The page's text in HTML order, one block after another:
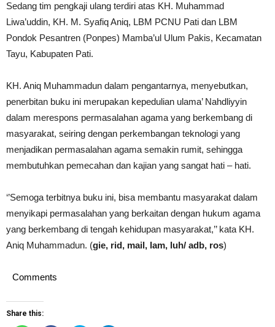
Sedang tim pengkaji ulang terdiri atas KH. Muhammad
Liwa’uddin, KH. M. Syafiq Aniq, LBM PCNU Pati dan LBM
Pondok Pesantren (Ponpes) Mamba’ul Ulum Pakis, Kecamatan
Tayu, Kabupaten Pati.
KH. Aniq Muhammadun dalam pengantarnya, menyebutkan,
penerbitan buku ini merupakan kepedulian ulama’ Nahdliyyin
dalam merespons permasalahan agama yang berkembang di
masyarakat, seiring dengan perkembangan teknologi yang
menjadikan permasalahan agama semakin rumit, sehingga
membutuhkan pemecahan dan kajian yang sangat hati – hati.
‘’Semoga terbitnya buku ini, bisa membantu masyarakat dalam
menyikapi permasalahan yang berkaitan dengan hukum agama
yang berkembang di tengah kehidupan masyarakat,’’ kata KH.
Aniq Muhammadun. (gie, rid, mail, lam, luh/ adb, ros)
Comments
Share this: